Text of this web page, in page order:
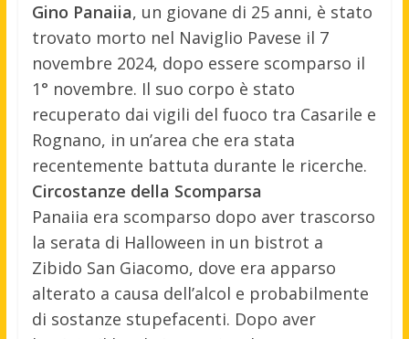
Gino Panaiia, un giovane di 25 anni, è stato
trovato morto nel Naviglio Pavese il 7
novembre 2024, dopo essere scomparso il
1° novembre. Il suo corpo è stato
recuperato dai vigili del fuoco tra Casarile e
Rognano, in un’area che era stata
recentemente battuta durante le ricerche.
Circostanze della Scomparsa
Panaiia era scomparso dopo aver trascorso
la serata di Halloween in un bistrot a
Zibido San Giacomo, dove era apparso
alterato a causa dell’alcol e probabilmente
di sostanze stupefacenti. Dopo aver